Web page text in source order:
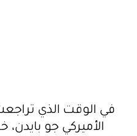
في الوقت الذي
الأميركي جو بايدن،